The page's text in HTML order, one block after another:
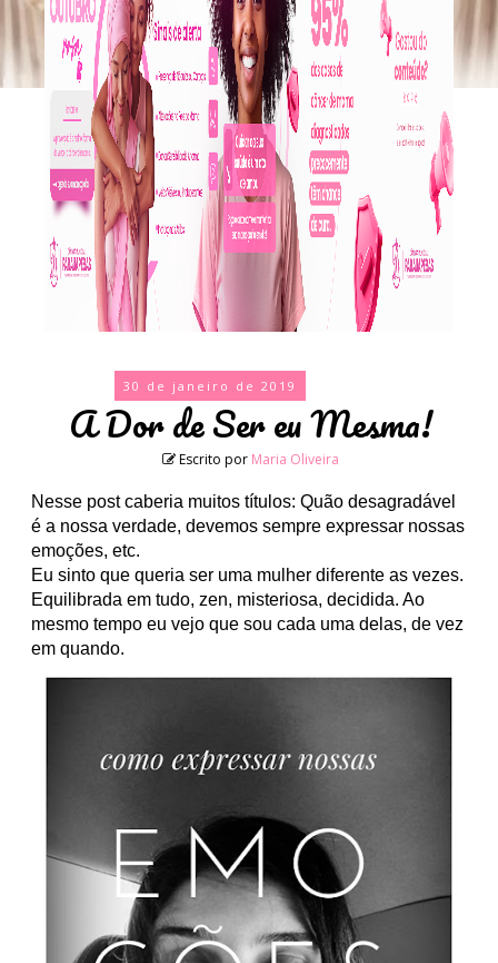
30 de janeiro de 2019
A Dor de Ser eu Mesma!
Escrito por Maria Oliveira
Nesse post caberia muitos títulos: Quão desagradável
é a nossa verdade, devemos sempre expressar nossas
emoções, etc.
Eu sinto que queria ser uma mulher diferente as vezes.
Equilibrada em tudo, zen, misteriosa, decidida. Ao
mesmo tempo eu vejo que sou cada uma delas, de vez
em quando.